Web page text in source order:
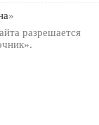
»
разрешается